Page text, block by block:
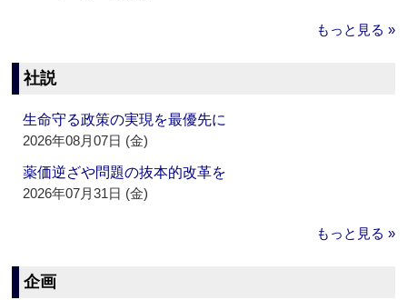
もっと見る »
社説
生命守る政策の実現を最優先に
2026年08月07日 (金)
薬価逆ざや問題の抜本的改革を
2026年07月31日 (金)
もっと見る »
企画